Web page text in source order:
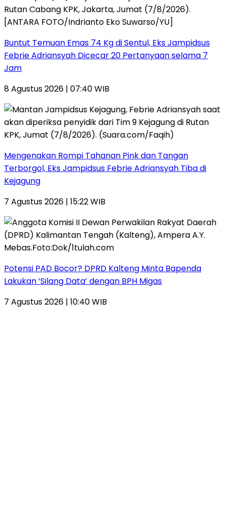
Buntut Temuan Emas 74 Kg di Sentul, Eks Jampidsus
Febrie Adriansyah Dicecar 20 Pertanyaan selama 7
Jam
8 Agustus 2026 | 07:40 WIB
Mengenakan Rompi Tahanan Pink dan Tangan
Terborgol, Eks Jampidsus Febrie Adriansyah Tiba di
Kejagung
7 Agustus 2026 | 15:22 WIB
Potensi PAD Bocor? DPRD Kalteng Minta Bapenda
Lakukan ‘Silang Data’ dengan BPH Migas
7 Agustus 2026 | 10:40 WIB